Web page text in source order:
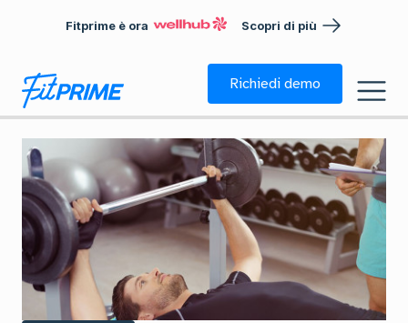
Fitprime è ora Scopri di più
Richiedi demo